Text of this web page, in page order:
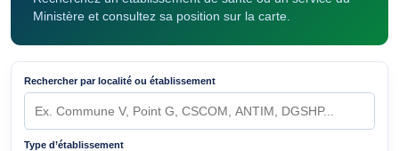
Ministère et consultez sa position sur la carte.
Rechercher par localité ou établissement
Type d’établissement